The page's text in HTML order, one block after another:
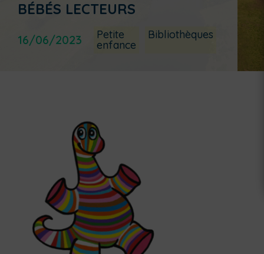
BÉBÉS LECTEURS
16/06/2023 Petite
enfance
Bibliothèques